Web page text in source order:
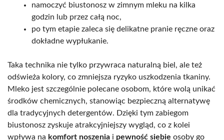
namoczyć biustonosz w zimnym mleku na kilka
godzin lub przez całą noc,
po tym etapie zaleca się delikatne pranie ręczne oraz
dokładne wypłukanie.
Taka technika nie tylko przywraca naturalną biel, ale też
odświeża kolory, co zmniejsza ryzyko uszkodzenia tkaniny.
Mleko jest szczególnie polecane osobom, które wolą unikać
środków chemicznych, stanowiąc bezpieczną alternatywę
dla tradycyjnych detergentów. Dzięki tym zabiegom
biustonosz zyskuje atrakcyjniejszy wygląd, co z kolei
wpływa na komfort noszenia i pewność siebie osoby go